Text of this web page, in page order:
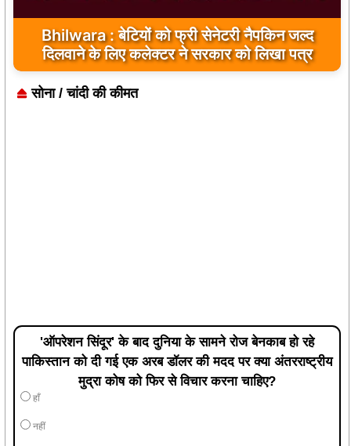
Bhilwara : बेटियों को फ्री सेनेटरी नैपकिन जल्द
दिलवाने के लिए कलेक्टर ने सरकार को लिखा पत्र
सोना / चांदी की कीमत
'ऑपरेशन सिंदूर' के बाद दुनिया के सामने रोज बेनकाब हो रहे
पाकिस्तान को दी गई एक अरब डॉलर की मदद पर क्या अंतरराष्ट्रीय
मुद्रा कोष को फिर से विचार करना चाहिए?
हाँ
नहीं